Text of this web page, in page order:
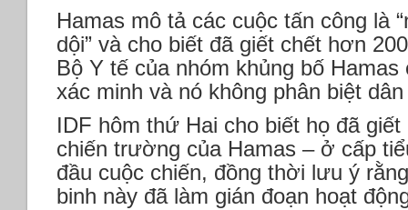
Hamas mô tả các cuộc tấn công là
dội” và cho biết đã giết chết hơn
Bộ Y tế của nhóm khủng bố
xác minh và nó không phân biệt
IDF hôm thứ Hai cho biết họ đã
chiến trường của Hamas – ở cấp
đầu cuộc chiến, đồng thời lưu ý
binh này đã làm gián đoạn hoạt